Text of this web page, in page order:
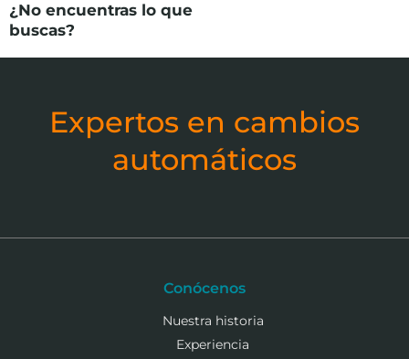
¿No encuentras lo que
buscas?
Expertos en cambios
automáticos
Conócenos
Nuestra historia
Experiencia